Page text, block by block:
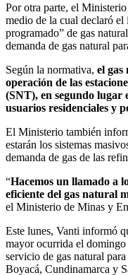
Por otra parte, el
medio de la cual declaró
programado” de gas
demanda de gas natural
Según la normativa, el
operación de las
(SNT), en segundo lugar
usuarios residenciales y
El Ministerio también
estarán los sistemas
demanda de gas de las
“Hacemos un llamado a
eficiente del gas natural
el Ministerio de Minas y
Este lunes, Vanti informó
mayor ocurrida el domingo
servicio de gas natural
Boyacá, Cundinamarca y